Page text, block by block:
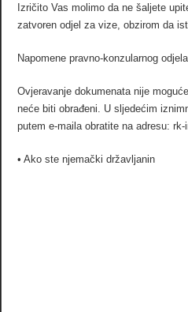
Izričito Vas molimo da ne šaljete
zatvoren odjel za vize, obzirom da
Napomene pravno-konzularnog
Ovjeravanje dokumenata nije
neće biti obrađeni. U sljedećim
putem e-maila obratite na adresu:
• Ako ste njemački državljanin